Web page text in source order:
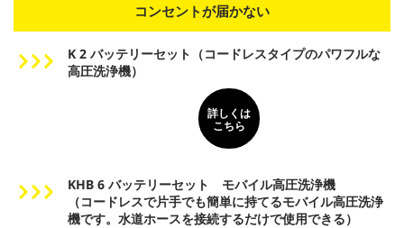
コンセントが届かない
K 2 バッテリーセット（コードレスタイプのパワフルな
高圧洗浄機）
詳しくは
こちら
KHB 6 バッテリーセット モバイル高圧洗浄機
（コードレスで片手でも簡単に持てるモバイル高圧洗浄
機です。水道ホースを接続するだけで使用できる）